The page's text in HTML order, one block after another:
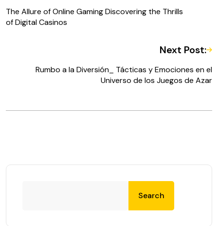
The Allure of Online Gaming Discovering the Thrills
of Digital Casinos
Next Post:
Rumbo a la Diversión_ Tácticas y Emociones en el
Universo de los Juegos de Azar
Search